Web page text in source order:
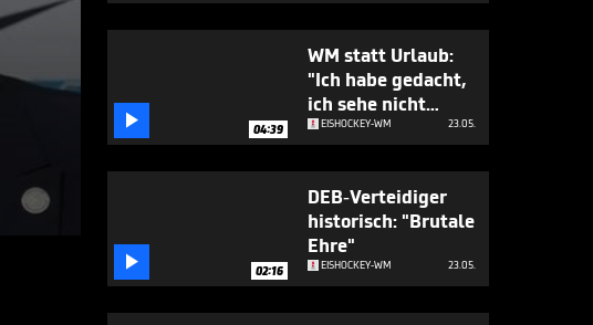
 04:39
WM statt Urlaub:
"Ich habe gedacht,
ich sehe nicht
richtig"
EISHOCKEY-WM 23.05.
 02:16
DEB-Verteidiger
historisch: "Brutale
Ehre"
EISHOCKEY-WM 23.05.